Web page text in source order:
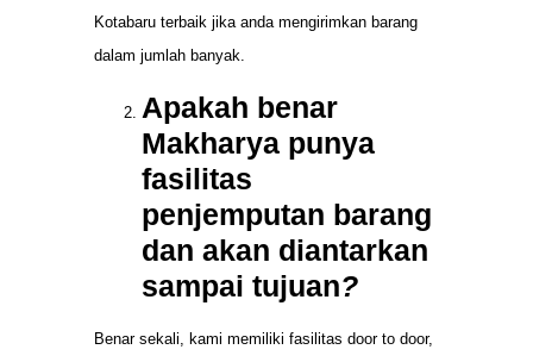
Kotabaru terbaik jika anda mengirimkan barang
dalam jumlah banyak.
Apakah benar
Makharya punya
fasilitas
penjemputan barang
dan akan diantarkan
sampai tujuan?
Benar sekali, kami memiliki fasilitas door to door,